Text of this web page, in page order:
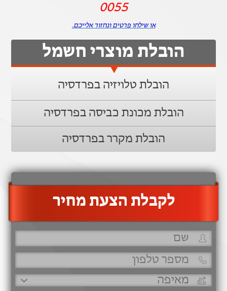
0055
או שילחו פרטים ונחזור אלייכם.
הובלת מוצרי חשמל
הובלת טלויזיה בפרדסיה
הובלת מכונת כביסה בפרדסיה
הובלת מקרר בפרדסיה
‫לקבלת הצעת מחיר